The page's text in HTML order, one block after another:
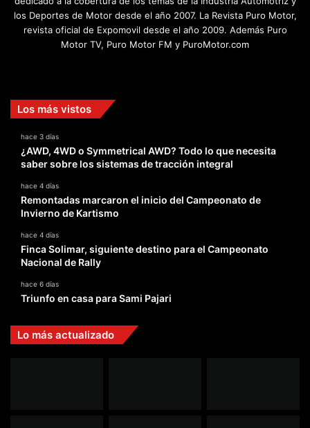
los Deportes de Motor desde el año 2007. La Revista Puro Motor,
revista oficial de Expomovil desde el año 2009. Además Puro
Motor TV, Puro Motor FM y PuroMotor.com
Los más vistos
hace 3 días
¿AWD, 4WD o Symmetrical AWD? Todo lo que necesita
saber sobre los sistemas de tracción integral
hace 4 días
Remontadas marcaron el inicio del Campeonato de
Invierno de Kartismo
hace 4 días
Finca Solimar, siguiente destino para el Campeonato
Nacional de Rally
hace 6 días
Triunfo en casa para Sami Pajari
Lo más actualizado